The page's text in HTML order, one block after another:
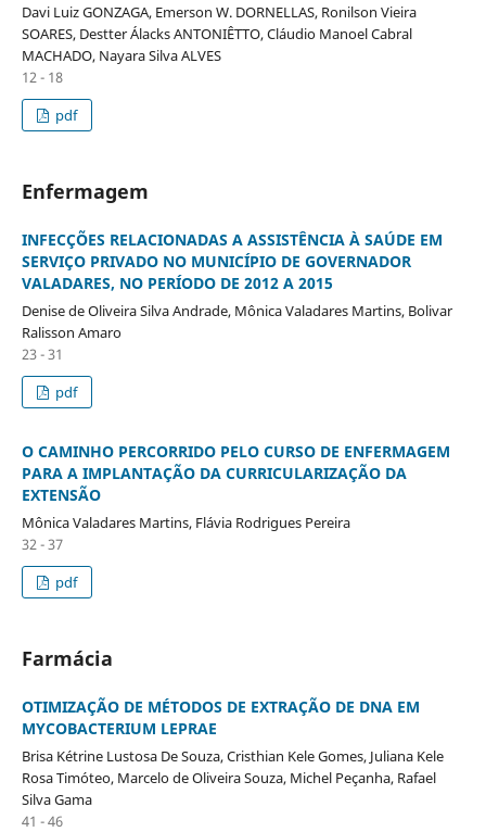
Davi Luiz GONZAGA, Emerson W. DORNELLAS, Ronilson Vieira
SOARES, Destter Álacks ANTONIÊTTO, Cláudio Manoel Cabral
MACHADO, Nayara Silva ALVES
12 - 18
pdf
Enfermagem
INFECÇÕES RELACIONADAS A ASSISTÊNCIA À SAÚDE EM
SERVIÇO PRIVADO NO MUNICÍPIO DE GOVERNADOR
VALADARES, NO PERÍODO DE 2012 A 2015
Denise de Oliveira Silva Andrade, Mônica Valadares Martins, Bolivar
Ralisson Amaro
23 - 31
pdf
O CAMINHO PERCORRIDO PELO CURSO DE ENFERMAGEM
PARA A IMPLANTAÇÃO DA CURRICULARIZAÇÃO DA
EXTENSÃO
Mônica Valadares Martins, Flávia Rodrigues Pereira
32 - 37
pdf
Farmácia
OTIMIZAÇÃO DE MÉTODOS DE EXTRAÇÃO DE DNA EM
MYCOBACTERIUM LEPRAE
Brisa Kétrine Lustosa De Souza, Cristhian Kele Gomes, Juliana Kele
Rosa Timóteo, Marcelo de Oliveira Souza, Michel Peçanha, Rafael
Silva Gama
41 - 46